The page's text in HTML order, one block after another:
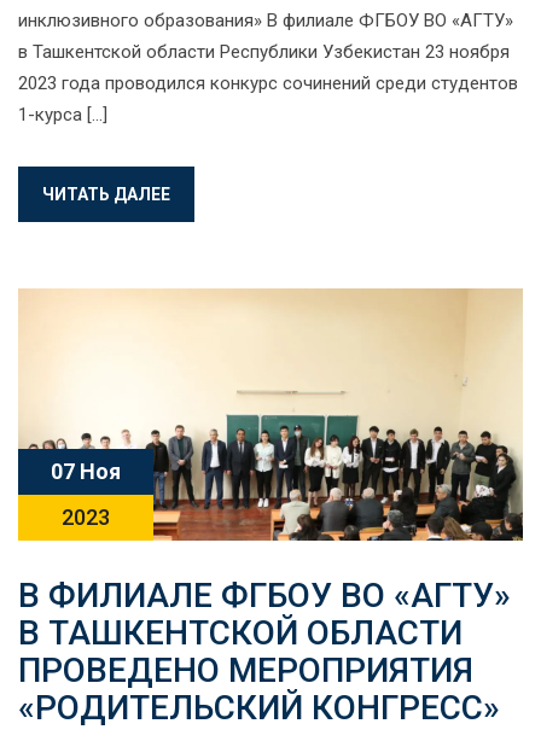
инклюзивного образования» В филиале ФГБОУ ВО «АГТУ»
в Ташкентской области Республики Узбекистан 23 ноября
2023 года проводился конкурс сочинений среди студентов
1-курса […]
ЧИТАТЬ ДАЛЕЕ
07 Ноя
2023
В ФИЛИАЛЕ ФГБОУ ВО «АГТУ»
В ТАШКЕНТСКОЙ ОБЛАСТИ
ПРОВЕДЕНО МЕРОПРИЯТИЯ
«РОДИТЕЛЬСКИЙ КОНГРЕСС»